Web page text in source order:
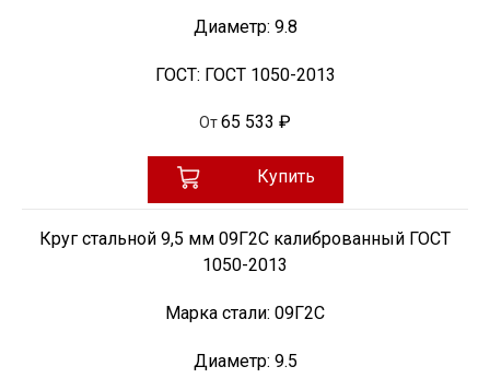
Диаметр: 9.8
ГОСТ: ГОСТ 1050-2013
От65 533 ₽
Купить
Круг стальной 9,5 мм 09Г2С калиброванный ГОСТ
1050-2013
Марка стали: 09Г2С
Диаметр: 9.5